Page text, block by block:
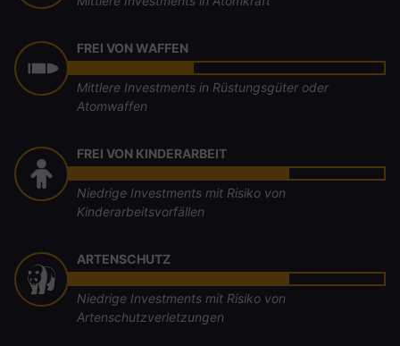
FREI VON WAFFEN
Mittlere Investments in Rüstungsgüter oder
Atomwaffen
FREI VON KINDERARBEIT
Niedrige Investments mit Risiko von
Kinderarbeitsvorfällen
ARTENSCHUTZ
Niedrige Investments mit Risiko von
Artenschutzverletzungen